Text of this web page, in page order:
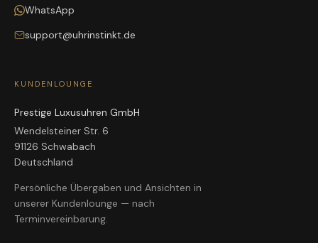
WhatsApp
support@uhrinstinkt.de
KUNDENLOUNGE
Prestige Luxusuhren GmbH
Wendelsteiner Str. 6
91126 Schwabach
Deutschland
Persönliche Übergaben und Ansichten in
unserer Kundenlounge — nach
Terminvereinbarung.